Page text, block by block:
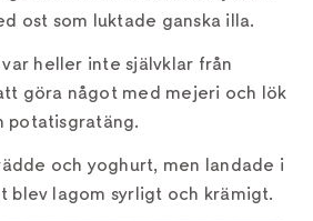
ost som luktade ganska illa.
heller inte självklar från
göra något med mejeri och lök
potatisgratäng.
och yoghurt, men landade i
blev lagom syrligt och krämigt.